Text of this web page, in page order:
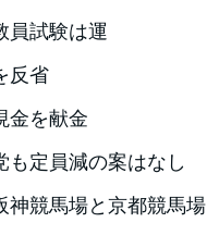
員試験は運
反省
金を献金
も定員減の案はなし
神競馬場と京都競馬場